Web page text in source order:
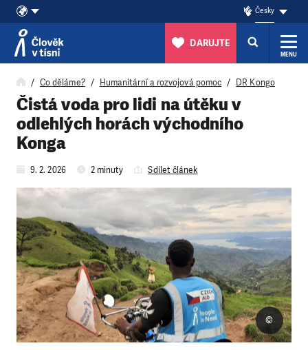
Přeskočit na obsah
Česky
DARUJTE
MENU
Co děláme? Humanitární a rozvojová pomoc DR Kongo
Čistá voda pro lidi na útěku v
odlehlých horách východního
Konga
9. 2. 2026 2 minuty Sdílet článek
©